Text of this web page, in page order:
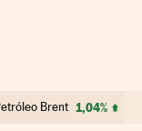
Brent 1,04%